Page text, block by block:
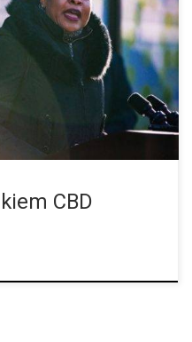
– „Jakim użytkownikiem
czyste oleje CBD w różnych
CBD mogły dopasować
do ich stylu życia. Biorąc
naturalnie podejmujesz,
pasujący do Twojego życia
CBD